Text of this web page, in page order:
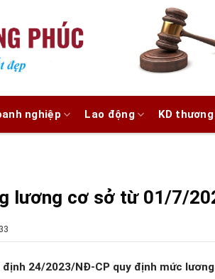
nghiệp Lao động KD
lương cơ sở từ 01/7/
định 24/2023/NĐ-CP quy định mức